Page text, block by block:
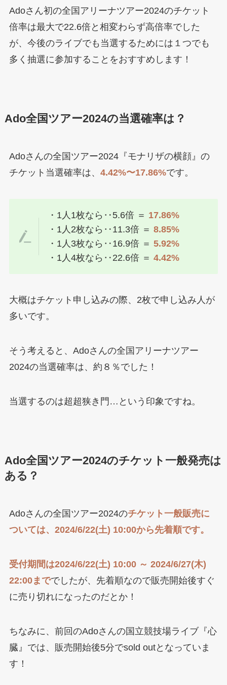
Adoさん初の全国アリーナツアー2024のチケット
倍率は最大で22.6倍と相変わらず高倍率でした
が、今後のライブでも当選するためには１つでも
多く抽選に参加することをおすすめします！
Ado全国ツアー2024の当選確率は？
Adoさんの全国ツアー2024『モナリザの横顔』の
チケット当選確率は、 4.42%〜17.86%です。
・1人1枚なら‥5.6倍 ＝ 17.86%
・1人2枚なら‥11.3倍 ＝ 8.85%
・1人3枚なら‥16.9倍 ＝5.92%
・1人4枚なら‥22.6倍 ＝ 4.42%
大概はチケット申し込みの際、2枚で申し込み人が
多いです。
そう考えると、Adoさんの全国アリーナツアー
2024の当選確率は、約８％でした！
当選するのは超超狭き門…という印象ですね。
Ado全国ツアー2024のチケット一般発売は
ある？
Adoさんの全国ツアー2024のチケット一般販売に
ついては、2024/6/22(土) 10:00から先着順です。
受付期間は2024/6/22(土) 10:00 ～ 2024/6/27(木)
22:00まででしたが、先着順なので販売開始後すぐ
に売り切れになったのだとか！
ちなみに、前回のAdoさんの国立競技場ライブ『心
臓』では、販売開始後5分でsold outとなっていま
す！